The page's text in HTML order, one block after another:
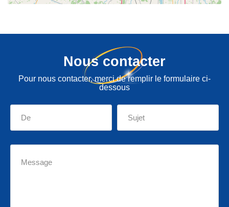
Nous contacter
Pour nous contacter, merci de remplir le formulaire ci-
dessous